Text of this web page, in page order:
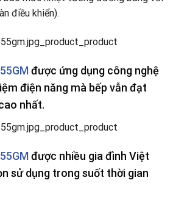
điều khiển).
được ứng dụng công nghệ
điện năng mà bếp vẫn đạt
nhất.
được nhiều gia đình Việt
sử dụng trong suốt thời gian